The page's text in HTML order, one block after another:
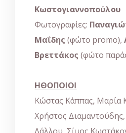
Κωστογιαννοπούλου
Φωτογραφίες:
Μαΐδης (φώτο promo),
Βρεττάκος (φώτο
ΗΘΟΠΟΙΟΙ
Κώστας Κάππας, Μαρία
Χρήστος